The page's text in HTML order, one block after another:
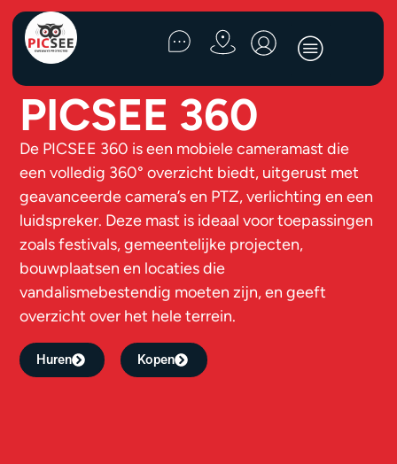
PICSEE 360
De PICSEE 360 is een mobiele cameramast die
een volledig 360° overzicht biedt, uitgerust met
geavanceerde camera’s en PTZ, verlichting en een
luidspreker. Deze mast is ideaal voor toepassingen
zoals festivals, gemeentelijke projecten,
bouwplaatsen en locaties die
vandalismebestendig moeten zijn, en geeft
overzicht over het hele terrein.
Huren Kopen